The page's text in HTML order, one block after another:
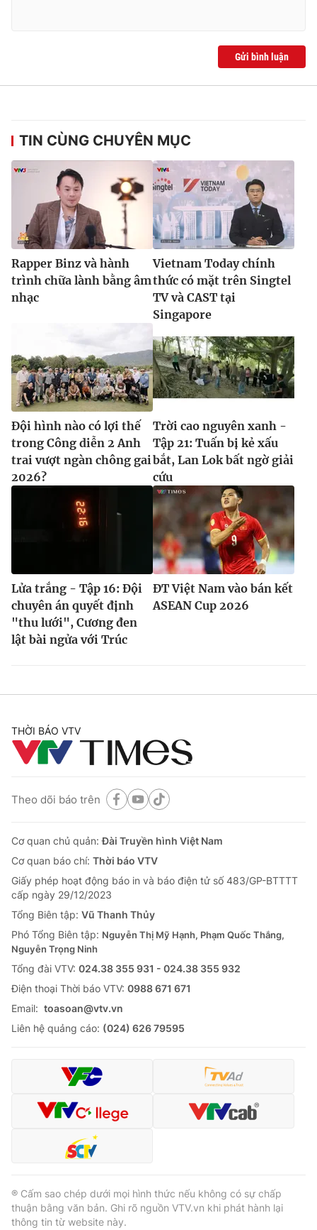
Gửi bình luận
TIN CÙNG CHUYÊN MỤC
Rapper Binz và hành
trình chữa lành bằng âm
nhạc
Vietnam Today chính
thức có mặt trên Singtel
TV và CAST tại
Singapore
Đội hình nào có lợi thế
trong Công diễn 2 Anh
trai vượt ngàn chông gai
2026?
Trời cao nguyên xanh -
Tập 21: Tuấn bị kẻ xấu
bắt, Lan Lok bất ngờ giải
cứu
Lửa trắng - Tập 16: Đội
chuyên án quyết định
"thu lưới", Cương đen
lật bài ngửa với Trúc
ĐT Việt Nam vào bán kết
ASEAN Cup 2026
THỜI BÁO VTV
Theo dõi báo trên
Cơ quan chủ quản:Đài Truyền hình Việt Nam
Cơ quan báo chí: Thời báo VTV
Giấy phép hoạt động báo in và báo điện tử số 483/GP-BTTTT
cấp ngày 29/12/2023
Tổng Biên tập: Vũ Thanh Thủy
Phó Tổng Biên tập: Nguyễn Thị Mỹ Hạnh, Phạm Quốc Thắng,
Nguyễn Trọng Ninh
Tổng đài VTV: 024.38 355 931 - 024.38 355 932
Ðiện thoại Thời báo VTV: 0988 671 671
Email: toasoan@vtv.vn
Liên hệ quảng cáo: (024) 626 79595
® Cấm sao chép dưới mọi hình thức nếu không có sự chấp
thuận bằng văn bản. Ghi rõ nguồn VTV.vn khi phát hành lại
thông tin từ website này.